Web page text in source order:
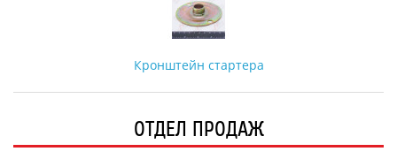
Кронштейн стартера
ОТДЕЛ ПРОДАЖ